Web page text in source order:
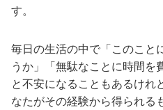
す。
毎日の生活の中で「このこと
うか」「無駄なことに時間を
と不安になることもあるけれ
なたがその経験から得られる